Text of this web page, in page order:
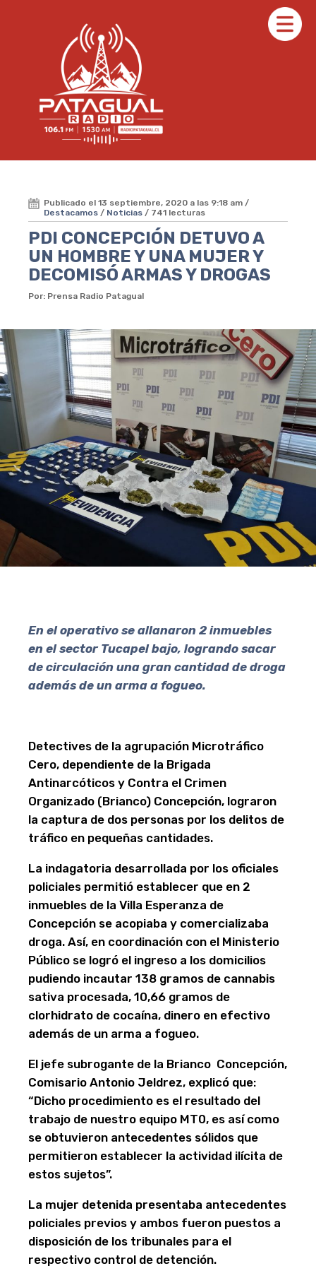
Publicado el 13 septiembre, 2020 a las 9:18 am /
Destacamos / Noticias / 741 lecturas
PDI CONCEPCIÓN DETUVO A
UN HOMBRE Y UNA MUJER Y
DECOMISÓ ARMAS Y DROGAS
Por: Prensa Radio Patagual
En el operativo se allanaron 2 inmuebles
en el sector Tucapel bajo, logrando sacar
de circulación una gran cantidad de droga
además de un arma a fogueo.
Detectives de la agrupación Microtráfico
Cero, dependiente de la Brigada
Antinarcóticos y Contra el Crimen
Organizado (Brianco) Concepción, lograron
la captura de dos personas por los delitos de
tráfico en pequeñas cantidades.
La indagatoria desarrollada por los oficiales
policiales permitió establecer que en 2
inmuebles de la Villa Esperanza de
Concepción se acopiaba y comercializaba
droga. Así, en coordinación con el Ministerio
Público se logró el ingreso a los domicilios
pudiendo incautar 138 gramos de cannabis
sativa procesada, 10,66 gramos de
clorhidrato de cocaína, dinero en efectivo
además de un arma a fogueo.
El jefe subrogante de la Brianco Concepción,
Comisario Antonio Jeldrez, explicó que:
“Dicho procedimiento es el resultado del
trabajo de nuestro equipo MT0, es así como
se obtuvieron antecedentes sólidos que
permitieron establecer la actividad ilícita de
estos sujetos”.
La mujer detenida presentaba antecedentes
policiales previos y ambos fueron puestos a
disposición de los tribunales para el
respectivo control de detención.